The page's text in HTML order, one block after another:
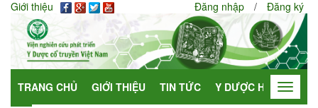
Giới thiệu Đăng nhập / Đăng ký
TRANG CHỦ GIỚI THIỆU TIN TỨC Y DƯỢC HỌC Toggle